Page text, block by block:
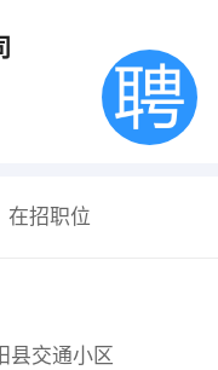
在招职位
县交通小区